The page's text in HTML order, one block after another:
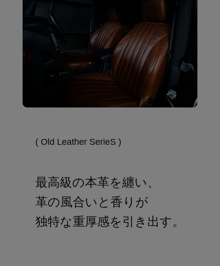
( Old Leather SerieS )
最高級の本革を纏い、
革の風合いと香りが
独特な重厚感を引き出す。